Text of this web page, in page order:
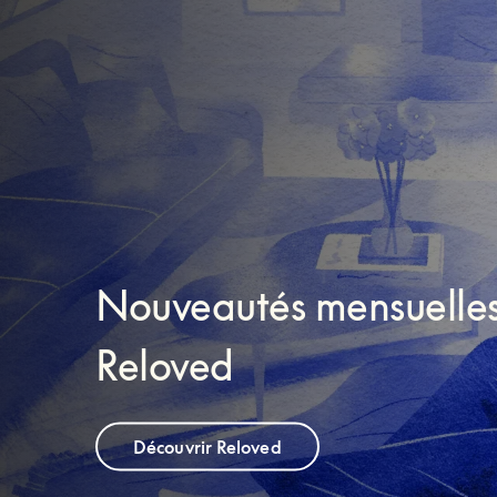
Nouveautés
Reloved
Découvrir Reloved